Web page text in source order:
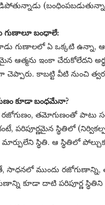
గుణాలూ బంధాలే:
గుణాలలో ఏ ఒక్కటి ఉన్నా,
ఆత్మను ఇంకా చేరుకోలేదని
చెప్పారు. కాబట్టి వీటి నుంచి
కూడా బంధమేనా?
తమోగుణంతో పాటు
పరిపూర్ణమైన స్థితిలో
స్థితి. ఆ స్థితిలో
ముందు రజోగుణాన్ని,
కూడా దాటి పరిపూర్ణ